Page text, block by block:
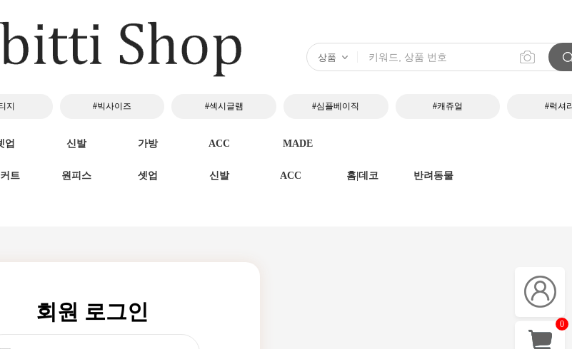
지 #빅사이즈 #섹시글램 #심플베이직 #캐쥬얼 #럭셔
업 신발 가방 ACC MADE
트 원피스 셋업 신발 ACC 홈|데코 반려동물
회원 로그인
0